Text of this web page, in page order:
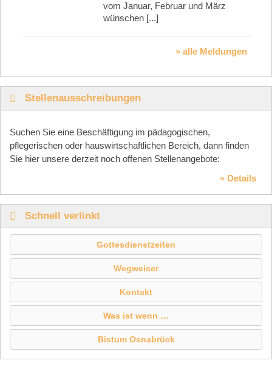
vom Januar, Februar und März
wünschen [...]
» alle Meldungen
Stellenausschreibungen
Suchen Sie eine Beschäftigung im pädagogischen,
pflegerischen oder hauswirtschaftlichen Bereich, dann finden
Sie hier unsere derzeit noch offenen Stellenangebote:
» Details
Schnell verlinkt
Gottesdienstzeiten
Wegweiser
Kontakt
Was ist wenn …
Bistum Osnabrück